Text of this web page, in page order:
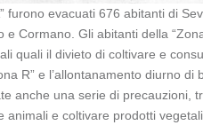
furono evacuati 676 abitanti di
Cormano. Gli abitanti della
quali il divieto di coltivare e
R” e l’allontanamento diurno di
anche una serie di precauzioni,
animali e coltivare prodotti